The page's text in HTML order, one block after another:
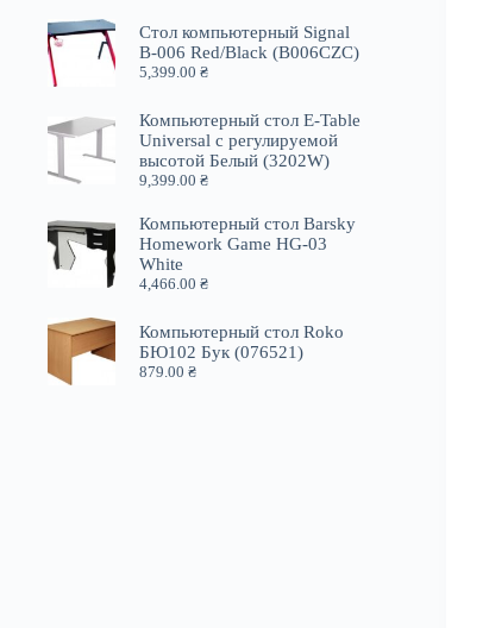
Стол компьютерный Signal
B-006 Red/Black (B006CZC)
5,399.00₴
Компьютерный стол E-Table
Universal с регулируемой
высотой Белый (3202W)
9,399.00₴
Компьютерный стол Barsky
Homework Game HG-03
White
4,466.00₴
Компьютерный стол Roko
БЮ102 Бук (076521)
879.00₴